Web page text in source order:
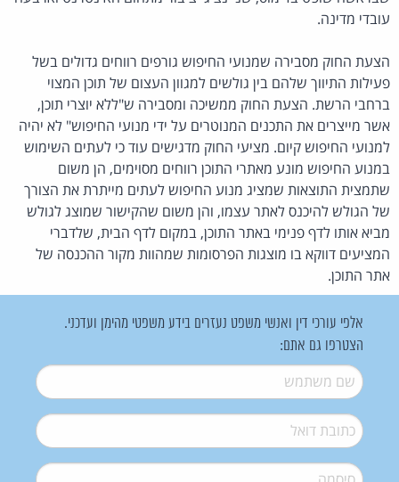
עובדי מדינה.
הצעת החוק מסבירה שמנועי החיפוש גורפים רווחים גדולים בשל
פעילות התיווך שלהם בין גולשים למגוון העצום של תוכן המצוי
ברחבי הרשת. הצעת החוק ממשיכה ומסבירה ש"ללא יוצרי תוכן,
אשר מייצרים את התכנים המנוטרים על ידי מנועי החיפוש" לא יהיה
למנועי החיפוש קיום. מציעי החוק מדגישים עוד כי לעתים השימוש
במנוע החיפוש מונע מאתרי התוכן רווחים מסוימים, הן משום
שתמצית התוצאות שמציג מנוע החיפוש לעתים מייתרת את הצורך
של הגולש להיכנס לאתר עצמו, והן משום שהקישור שמוצג לגולש
מביא אותו לדף פנימי באתר התוכן, במקום לדף הבית, שלדברי
המציעים דווקא בו מוצגות הפרסומות שמהוות מקור ההכנסה של
אתר התוכן.
אלפי עורכי דין ואנשי משפט נעזרים בידע משפטי מהימן ועדכני.
הצטרפו גם אתם:
שם משתמש*
דואל*
סיסמה*